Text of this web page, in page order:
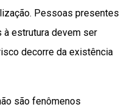
Pessoas presentes
estrutura devem ser
decorre da existência
são fenômenos